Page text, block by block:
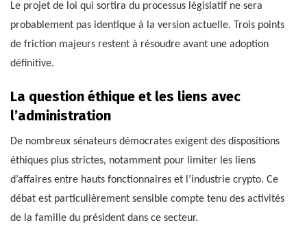
Le projet de loi qui sortira du processus législatif ne sera
probablement pas identique à la version actuelle. Trois points
de friction majeurs restent à résoudre avant une adoption
définitive.
La question éthique et les liens avec
l’administration
De nombreux sénateurs démocrates exigent des dispositions
éthiques plus strictes, notamment pour limiter les liens
d’affaires entre hauts fonctionnaires et l’industrie crypto. Ce
débat est particulièrement sensible compte tenu des activités
de la famille du président dans ce secteur.